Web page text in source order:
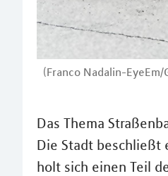
(Franco Nadalin-EyeEm/
Das Thema
Die Stadt beschließt
holt sich einen Teil